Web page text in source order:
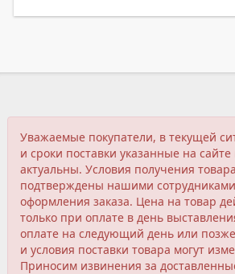
Уважаемые покупатели, в текущей
и сроки поставки указанные на
актуальны. Условия получения
подтверждены нашими
оформления заказа. Цена на товар
только при оплате в день
оплате на следующий день или
и условия поставки товара могут
Приносим извинения за